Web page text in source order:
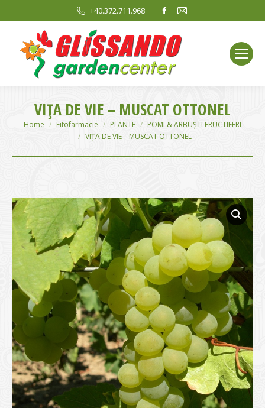
+40.372.711.968
Facebook
opens
in
new
window
Mail
window
VIŢA DE VIE – MUSCAT OTTONEL
You are here:
Home Fitofarmacie PLANTE
POMI & ARBUȘTI FRUCTIFERI
VIŢA DE VIE – MUSCAT OTTONEL